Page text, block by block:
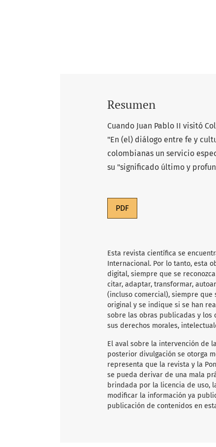
Resumen
Cuando Juan Pablo II visitó
"En (el) diálogo entre fe y
colombianas un servicio
su "significado último y
PDF
Esta revista científica se
Internacional. Por lo tanto, esta
digital, siempre que se
citar, adaptar, transformar,
(incluso comercial), siempre que
original y se indique si se han
sobre las obras publicadas y los
sus derechos morales,
El aval sobre la intervención de
posterior divulgación se otorga
representa que la revista y la
se pueda derivar de una mala
brindada por la licencia de uso,
modificar la información ya
publicación de contenidos en